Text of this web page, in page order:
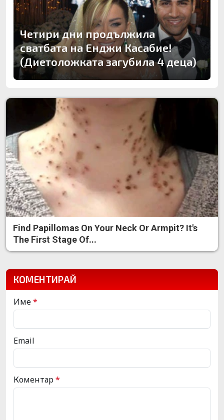
Четири дни продължила
сватбата на Енджи Касабие!
(Диетоложката загубила 4 деца)
Find Papillomas On Your Neck Or Armpit? It's
The First Stage Of...
КОМЕНТИРАЙ
Име*
Email
Коментар*